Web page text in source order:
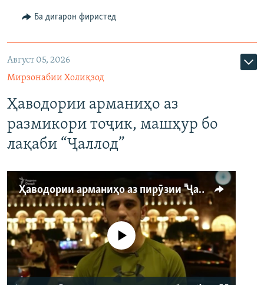
Ба дигарон фиристед
Август 05, 2026
Мирзонабии Холиқзод
Ҳаводории арманиҳо аз
размикори тоҷик, машҳур бо
лақаби “Ҷаллод”
Ҳаводории арманиҳо аз пирӯзии "Ҷаллод"-и тоҷик
Феълан кор намекунад